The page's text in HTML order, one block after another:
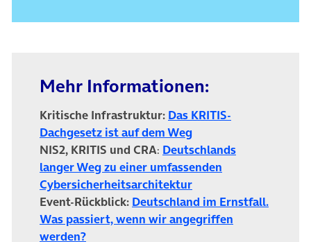
Mehr Informationen:
Kritische Infrastruktur: Das KRITIS-
Dachgesetz ist auf dem Weg(öffnet in neuem Tab)
NIS2, KRITIS und CRA: Deutschlands
langer Weg zu einer umfassenden
Cybersicherheits­architektur(öffnet in neuem Tab)
Event-Rückblick: Deutschland im Ernstfall.
Was passiert, wenn wir angegriffen
werden?(öffnet in neuem Tab)